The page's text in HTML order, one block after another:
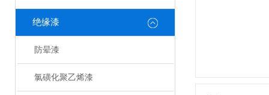
绝缘漆
防晕漆
氯磺化聚乙烯漆